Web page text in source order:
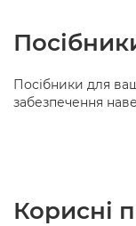
Посібники для
забезпечення
Корисні